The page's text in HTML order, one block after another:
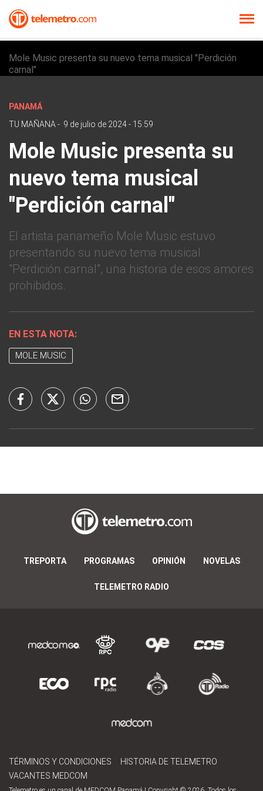
Mole Music presenta su nuevo tema musical "Perdición
carnal"
PANAMÁ
TU MAÑANA - 9 de julio de 2024 - 15:59
Mole Music presenta su
nuevo tema musical
"Perdición carnal"
El artista panameño Mole Music estuvo
presentando su nuevo tema musical
"Perdición carnal", una historia de esos amores
prohibidos.
EN ESTA NOTA:
MOLE MUSIC
TREPORTA PROGRAMAS OPINIÓN NOVELAS
TELEMETRO RADIO
TÉRMINOS Y CONDICIONES
HISTORIA DE TELEMETRO
VACANTES MEDCOM